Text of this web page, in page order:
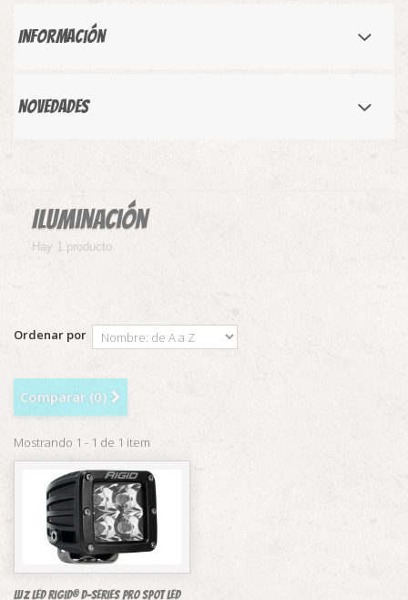
Información
Novedades
Iluminación
Hay 1 producto.
Ordenar por
Comparar (0)
Mostrando 1 - 1 de 1 item
Luz LED Rigid® D-Series Pro Spot LED